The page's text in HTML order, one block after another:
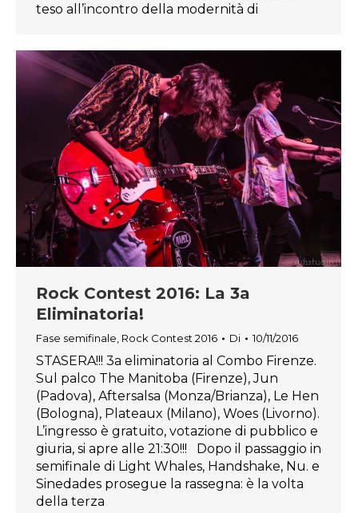
teso all’incontro della modernità di
Rock Contest 2016: La 3a
Eliminatoria!
Fase semifinale Rock Contest 2016 Di 10/11/2016
STASERA!!! 3a eliminatoria al Combo Firenze.
Sul palco The Manitoba (Firenze), Jun
(Padova), Aftersalsa (Monza/Brianza), Le Hen
(Bologna), Plateaux (Milano), Woes (Livorno).
L’ingresso è gratuito, votazione di pubblico e
giuria, si apre alle 21:30!!! Dopo il passaggio in
semifinale di Light Whales, Handshake, Nu. e
Sinedades prosegue la rassegna: è la volta
della terza